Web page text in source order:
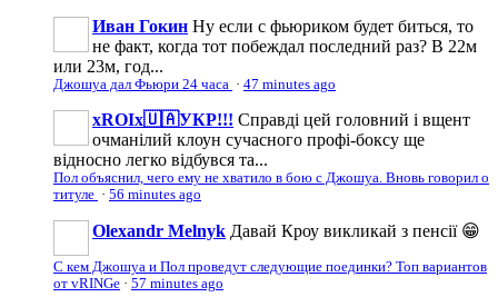
Иван Гокин Ну если с фьюриком будет биться, то
не факт, когда тот побеждал последний раз? В 22м
или 23м, год...
Джошуа дал Фьюри 24 часа · 47 minutes ago
xROIx🇺🇦УКР!!! Справді цей головний і вщент
очманілий клоун сучасного профі-боксу ще
відносно легко відбувся та...
Пол объяснил, чего ему не хватило в бою с Джошуа. Вновь говорил о
титуле · 56 minutes ago
Olexandr Melnyk Давай Кроу викликай з пенсії 😁
С кем Джошуа и Пол проведут следующие поединки? Топ вариантов
от vRINGe · 57 minutes ago